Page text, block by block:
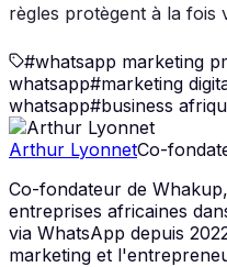
règles protègent à la fois
#whatsapp marketing
whatsapp#marketing
whatsapp#business
Arthur LyonnetCo-
Co-fondateur de
entreprises africaines
via WhatsApp depuis
marketing et